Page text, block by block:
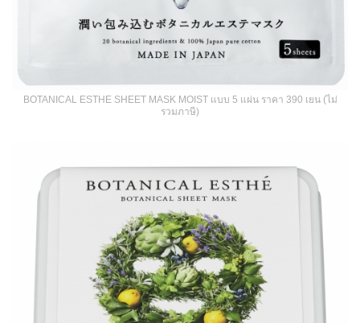
BOTANICAL ESTHE SHEET MASK MOIST แบบ 5 แผ่น ราคา 390 เยน (ไม่
รวมภาษี)